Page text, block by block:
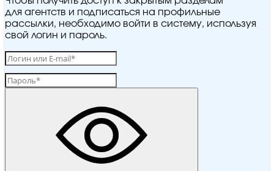
для агентств и подписаться на профильные
рассылки, необходимо войти в систему, используя
свой логин и пароль.